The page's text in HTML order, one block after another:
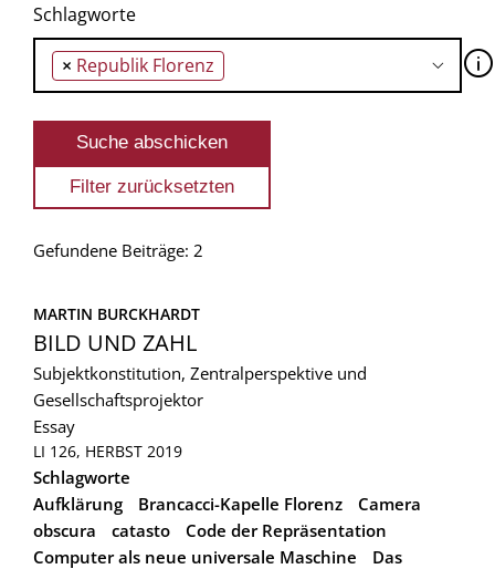
Schlagworte
× Republik Florenz 🛈
Gefundene Beiträge: 2
MARTIN BURCKHARDT
BILD UND ZAHL
Subjektkonstitution, Zentralperspektive und
Gesellschaftsprojektor
Essay
LI 126, HERBST 2019
Schlagworte
Aufklärung
Brancacci-Kapelle Florenz
Camera
obscura
catasto
Code der Repräsentation
Computer als neue universale Maschine
Das